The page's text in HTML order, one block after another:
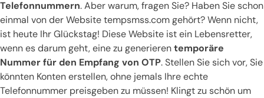
Telefonnummern. Aber warum, fragen Sie? Haben Sie schon
einmal von der Website tempsmss.com gehört? Wenn nicht,
ist heute Ihr Glückstag! Diese Website ist ein Lebensretter,
wenn es darum geht, eine zu generierentemporäre
Nummer für den Empfang von OTP. Stellen Sie sich vor, Sie
könnten Konten erstellen, ohne jemals Ihre echte
Telefonnummer preisgeben zu müssen! Klingt zu schön um